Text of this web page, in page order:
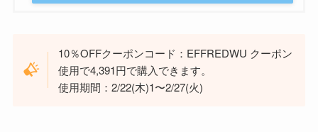
10％OFFクーポンコード：EFFREDWU クーポン
使用で4,391円で購入できます。
使用期間：2/22(木)1〜2/27(火)